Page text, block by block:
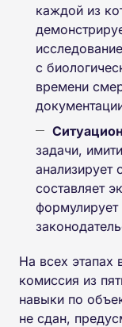
каждой из
с
времени
задачи,
анализирует
составляет
На всех этапах
комиссия из
навыки по
не сдан,